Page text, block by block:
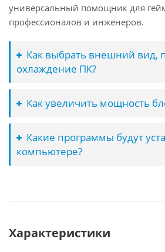
универсальный помощник для
профессионалов и инженеров.
Как выбрать внешний вид,
охлаждение ПК?
Как увеличить мощность
Какие программы будут
компьютере?
Характеристики